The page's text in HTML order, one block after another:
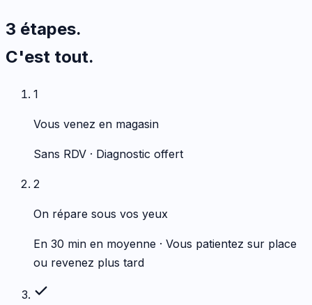
3 étapes.
C'est tout.
1
Vous venez en magasin
Sans RDV · Diagnostic offert
2
On répare sous vos yeux
En 30 min en moyenne · Vous patientez sur place
ou revenez plus tard